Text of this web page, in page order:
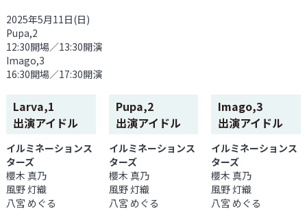
2025年5月11日(日)
Pupa,2
12:30開場／13:30開演
Imago,3
16:30開場／17:30開演
Larva,1
出演アイドル
イルミネーションス
ターズ
櫻木 真乃
風野 灯織
八宮 めぐる
Pupa,2
出演アイドル
イルミネーションス
ターズ
櫻木 真乃
風野 灯織
八宮 めぐる
Imago,3
出演アイドル
イルミネーションス
ターズ
櫻木 真乃
風野 灯織
八宮 めぐる